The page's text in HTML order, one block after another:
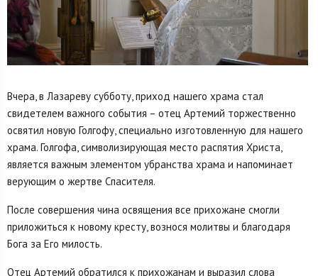
Вчера, в Лазареву субботу, приход нашего храма стал
свидетелем важного события – отец Артемий торжественно
освятил новую Голгофу, специально изготовленную для нашего
храма. Голгофа, символизирующая место распятия Христа,
является важным элементом убранства храма и напоминает
верующим о жертве Спасителя.
После совершения чина освящения все прихожане смогли
приложиться к новому кресту, вознося молитвы и благодаря
Бога за Его милость.
Отец Артемий обратился к прихожанам и выразил слова